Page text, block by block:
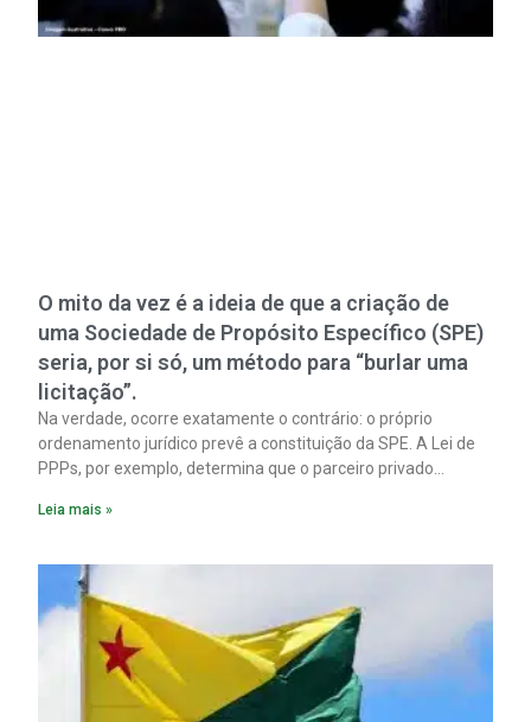
O mito da vez é a ideia de que a criação de
uma Sociedade de Propósito Específico (SPE)
seria, por si só, um método para “burlar uma
licitação”.
Na verdade, ocorre exatamente o contrário: o próprio
ordenamento jurídico prevê a constituição da SPE. A Lei de
PPPs, por exemplo, determina que o parceiro privado
empreendimento. Ou seja, a suposta “fraude à licitação” é
figura é facultativa e sujeita a uma escolha racional de
projeto a projeto.
Leia mais »